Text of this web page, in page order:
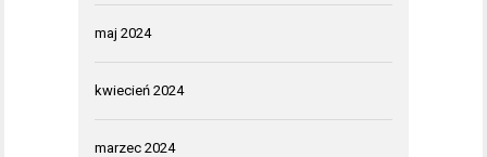
maj 2024
kwiecień 2024
marzec 2024